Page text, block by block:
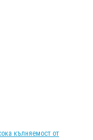
кълняемост от